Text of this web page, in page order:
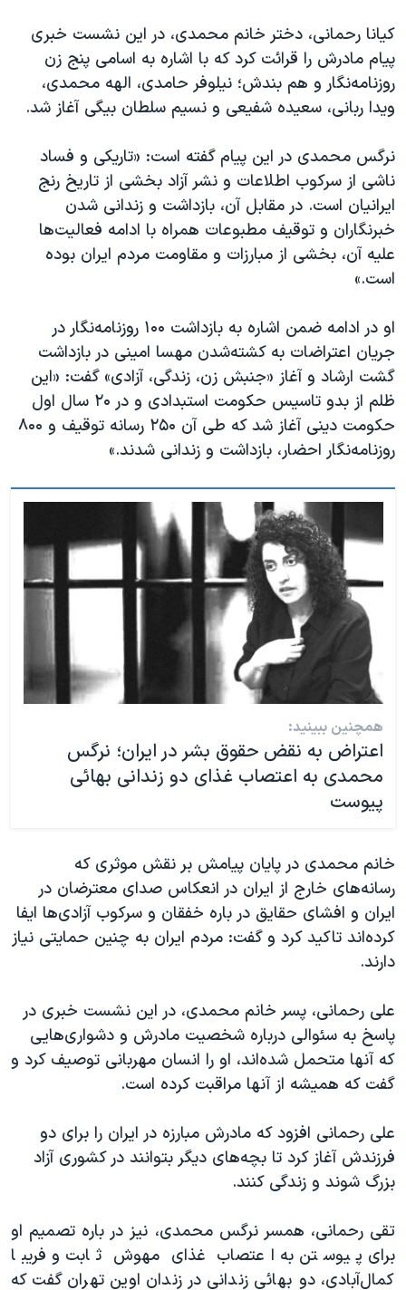
اعتراضات مردمی آبان ۹۸
اسرائیل در جنگ
نرگس محمدی برنده جایزه نوبل صلح
صفحه‌های ویژه
سفر پرزیدنت ترامپ به چین
کیانا رحمانی، دختر خانم محمدی، در این نشست خبری
پیام مادرش را قرائت کرد که با اشاره به اسامی پنج زن
روزنامه‌نگار و هم بندش؛ نیلوفر حامدی، الهه محمدی،
ویدا ربانی، سعیده شفیعی و نسیم سلطان بیگی آغاز شد.
نرگس محمدی در این پیام گفته است: «تاریکی و فساد
ناشی از سرکوب اطلاعات و نشر آزاد بخشی از تاریخ رنج
ایرانیان است. در مقابل آن، بازداشت و زندانی شدن
خبرنگاران و توقیف مطبوعات همراه با ادامه فعالیت‌ها
علیه آن، بخشی از مبارزات و مقاومت مردم ایران بوده
است.»
او در ادامه ضمن اشاره به بازداشت ۱۰۰ روزنامه‌نگار در
جریان اعتراضات به کشته‌شدن مهسا امینی در بازداشت
گشت ارشاد و آغاز «جنبش زن، زندگی، آزادی» گفت: «این
ظلم از بدو تاسیس حکومت استبدادی و در ۲۰ سال اول
حکومت دینی آغاز شد که طی آن ۲۵۰ رسانه توقیف و ۸۰۰
روزنامه‌نگار احضار، بازداشت و زندانی شدند.»
همچنین ببینید:
اعتراض به نقض حقوق بشر در ایران؛ نرگس
محمدی به اعتصاب غذای دو زندانی بهائی
پیوست
خانم محمدی در پایان پیامش بر نقش موثری که
رسانه‌های خارج از ایران در انعکاس صدای معترضان در
ایران و افشای حقایق در باره خفقان و سرکوب آزادی‌ها ایفا
کرده‌اند تاکید کرد و گفت: مردم ایران به چنین حمایتی نیاز
دارند.
علی رحمانی، پسر خانم محمدی، در این نشست خبری در
پاسخ به سئوالی درباره شخصیت مادرش و دشواری‌هایی
که آنها متحمل شده‌اند، او را انسان مهربانی توصیف کرد و
گفت که همیشه از آنها مراقبت کرده است.
علی رحمانی افزود که مادرش مبارزه در ایران را برای دو
فرزندش آغاز کرد تا بچه‌های دیگر بتوانند در کشوری آزاد
بزرگ شوند و زندگی کنند.
تقی رحمانی، همسر نرگس محمدی، نیز در باره تصمیم او
برای پیوستن به اعتصاب غذای مهوش ثابت و فریبا
کمال‌آبادی، دو بهائی زندانی در زندان اوین تهران گفت که